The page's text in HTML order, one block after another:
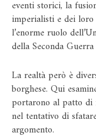
eventi storici, la
imperialisti e dei
l’enorme ruolo
della Seconda
La realtà però è
borghese. Qui
portarono al patto di
nel tentativo di
argomento.